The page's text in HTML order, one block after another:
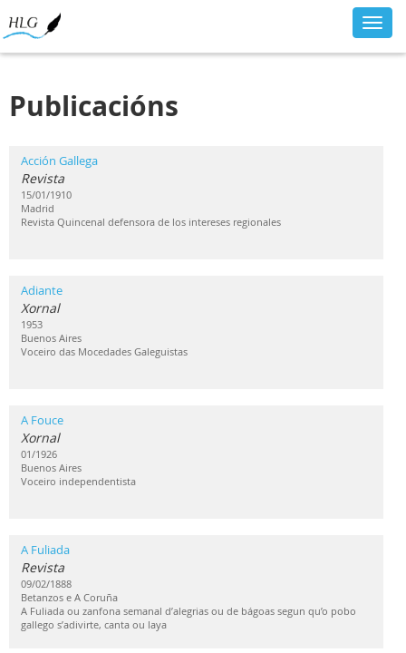
Publicacións
Acción Gallega
Revista
15/01/1910
Madrid
Revista Quincenal defensora de los intereses regionales
Adiante
Xornal
1953
Buenos Aires
Voceiro das Mocedades Galeguistas
A Fouce
Xornal
01/1926
Buenos Aires
Voceiro independentista
A Fuliada
Revista
09/02/1888
Betanzos e A Coruña
A Fuliada ou zanfona semanal d’alegrias ou de bágoas segun qu’o pobo
gallego s’adivirte, canta ou laya